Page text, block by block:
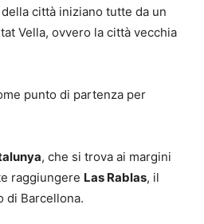
città iniziano tutte da un
Vella, ovvero la città vecchia
punto di partenza per
, che si trova ai margini
raggiungere Las Rablas, il
di Barcellona.